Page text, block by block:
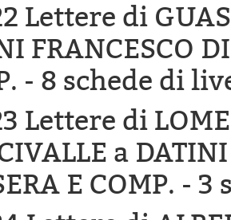
Lettere di
FRANCESCO
- 8 schede di
Lettere di
a
E COMP. - 3